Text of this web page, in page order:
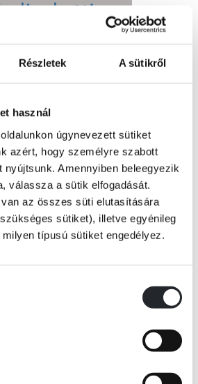
Részletek A sütikről
használ
úgynevezett sütiket
azért, hogy személyre szabott
nyújtsunk. Amennyiben beleegyezik
válassza a sütik elfogadását.
az összes süti elutasítására
sütiket), illetve egyénileg
típusú sütiket engedélyez.